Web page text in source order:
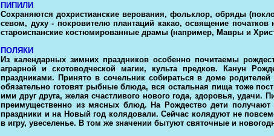
ПИПИЛИ
Сохраняются дохристианские верования, фольклор, обряды
севом, духу - покровителю плантаций какао, освящение початков
староиспанские костюмированные драмы (например, Мавры и
ПОЛЯКИ
Из календарных зимних праздников особенно почитаемы
аграрной и скотоводческой магии, культа предков. Канун
праздниками. Принято в сочельник собираться в доме
обязательно готовят рыбные блюда, вся остальная пища тоже
ими друг друга, желая счастливого нового года, здоровья,
преимущественно из мясных блюд. На Рождество дети
праздники и на Новый год колядовали. Сейчас колядуют не
в игру, увеселенье. В том же значении бытуют святочные и